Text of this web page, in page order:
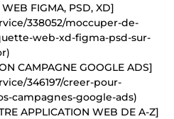
FIGMA, PSD, XD]
338052/moccuper-de-
web-xd-figma-psd-sur-
CAMPAGNE GOOGLE ADS]
346197/creer-pour-
campagnes-google-ads)
APPLICATION WEB DE A-Z]